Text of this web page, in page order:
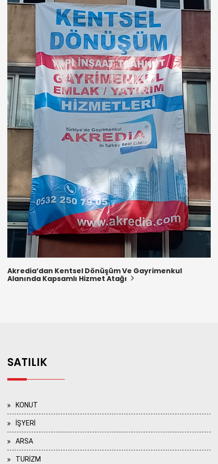
Akredia’dan Kentsel Dönüşüm Ve Gayrimenkul
Alanında Kapsamlı Hizmet Atağı
SATILIK
KONUT
İŞYERİ
ARSA
TURİZM